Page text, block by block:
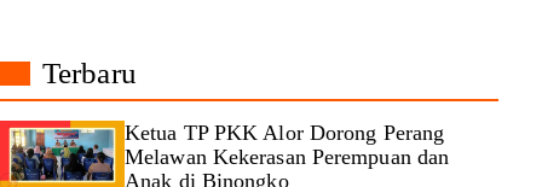
Terbaru
Ketua TP PKK Alor Dorong Perang
Melawan Kekerasan Perempuan dan
Anak di Binongko